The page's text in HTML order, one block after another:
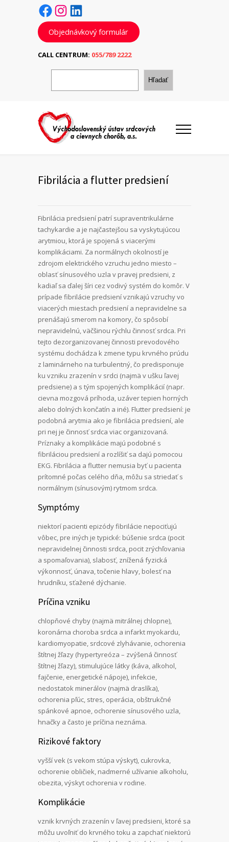
Facebook Instagram LinkedIn
Objednávkový formulár
CALL CENTRUM: 055/789 2222
H
d
Hľadať
Fibrilácia a flutter predsiení
Fibrilácia predsiení patrí supraventrikulárne
tachykardie a je najčastejšou sa vyskytujúcou
arytmiou, ktorá je spojená s viacerými
komplikáciami. Za normálnych okolností je
zdrojom elektrického vzruchu jedno miesto –
oblasť sínusového uzla v pravej predsieni, z
kadiaľ sa ďalej šíri cez vodivý systém do komôr. V
prípade fibrilácie predsiení vznikajú vzruchy vo
viacerých miestach predsiení a nepravidelne sa
prenášajú smerom na komory, čo spôsobí
nepravidelnú, väčšinou rýchlu činnosť srdca. Pri
tejto dezorganizovanej činnosti prevodového
systému dochádza k zmene typu krvného prúdu
z laminárneho na turbulentný, čo predisponuje
ku vzniku zrazenín v srdci (najmä v ušku ľavej
predsiene) a s tým spojených komplikácií (napr.
cievna mozgová príhoda, uzáver tepien horných
alebo dolných končatín a iné). Flutter predsiení: je
podobná arytmia ako je fibrilácia predsiení, ale
pri nej je činnosť srdca viac organizovaná.
Príznaky a komplikácie majú podobné s
fibriláciou predsiení a rozlíšiť sa dajú pomocou
EKG. Fibrilácia a flutter nemusia byť u pacienta
prítomné počas celého dňa, môžu sa striedať s
normálnym (sínusovým) rytmom srdca.
Symptómy
niektorí pacienti epizódy fibrilácie nepociťujú
vôbec, pre iných je typické: búšenie srdca (pocit
nepravidelnej činnosti srdca, pocit zrýchľovania
a spomaľovania), slabosť, znížená fyzická
výkonnosť, únava, točenie hlavy, bolesť na
hrudníku, sťažené dýchanie.
Príčina vzniku
chlopňové chyby (najmä mitrálnej chlopne),
koronárna choroba srdca a infarkt myokardu,
kardiomyopatie, srdcové zlyhávanie, ochorenia
štítnej žľazy (hypertyreóza – zvýšená činnosť
štítnej žľazy), stimulujúce látky (káva, alkohol,
fajčenie, energetické nápoje), infekcie,
nedostatok minerálov (najmä draslíka),
ochorenia pľúc, stres, operácia, obštrukčné
spánkové apnoe, ochorenie sínusového uzla,
hnačky a často je príčina neznáma.
Rizikové faktory
vyšší vek (s vekom stúpa výskyt), cukrovka,
ochorenie obličiek, nadmerné užívanie alkoholu,
obezita, výskyt ochorenia v rodine.
Komplikácie
vznik krvných zrazenín v ľavej predsieni, ktoré sa
môžu uvoľniť do krvného toku a zapchať niektorú